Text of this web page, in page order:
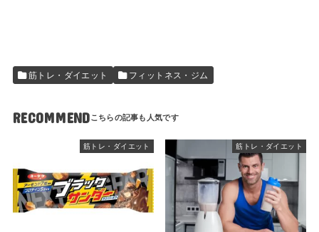
筋トレ・ダイエット フィットネス・ジム
RECOMMEND
筋トレ・ダイエット 筋トレ・ダイエット